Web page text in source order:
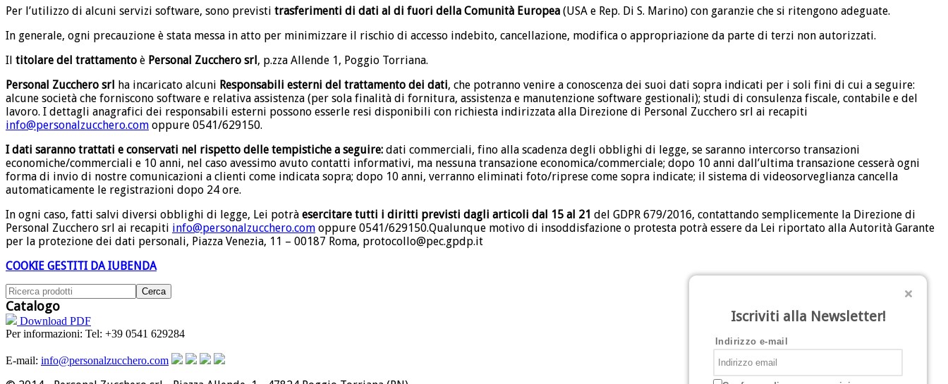
Per l’utilizzo di alcuni servizi software, sono previsti trasferimenti di dati al di fuori della Comunità Europea (USA e Rep. Di S. Marino) con garanzie che si ritengono adeguate.
In generale, ogni precauzione è stata messa in atto per minimizzare il rischio di accesso indebito, cancellazione, modifica o appropriazione da parte di terzi non autorizzati.
Il titolare del trattamento è Personal Zucchero srl, p.zza Allende 1, Poggio Torriana.
Personal Zucchero srl ha incaricato alcuni Responsabili esterni del trattamento dei dati, che potranno venire a conoscenza dei suoi dati sopra indicati per i soli fini di cui a seguire:
alcune società che forniscono software e relativa assistenza (per sola finalità di fornitura, assistenza e manutenzione software gestionali); studi di consulenza fiscale, contabile e del
lavoro. I dettagli anagrafici dei responsabili esterni possono esserle resi disponibili con richiesta indirizzata alla Direzione di Personal Zucchero srl ai recapiti
info@personalzucchero.com oppure 0541/629150.
I dati saranno trattati e conservati nel rispetto delle tempistiche a seguire: dati commerciali, fino alla scadenza degli obblighi di legge, se saranno intercorso transazioni
economiche/commerciali e 10 anni, nel caso avessimo avuto contatti informativi, ma nessuna transazione economica/commerciale; dopo 10 anni dall’ultima transazione cesserà ogni
forma di invio di nostre comunicazioni a clienti come indicata sopra; dopo 10 anni, verranno eliminati foto/riprese come sopra indicate; il sistema di videosorveglianza cancella
automaticamente le registrazioni dopo 24 ore.
In ogni caso, fatti salvi diversi obblighi di legge, Lei potrà esercitare tutti i diritti previsti dagli articoli dal 15 al 21 del GDPR 679/2016, contattando semplicemente la Direzione di
Personal Zucchero srl ai recapiti info@personalzucchero.com oppure 0541/629150.Qualunque motivo di insoddisfazione o protesta potrà essere da Lei riportato alla Autorità Garante
per la protezione dei dati personali, Piazza Venezia, 11 – 00187 Roma, protocollo@pec.gpdp.it
COOKIE GESTITI DA IUBENDA
Catalogo
Download PDF
Per informazioni: Tel: +39 0541 629284
E-mail: info@personalzucchero.com
Iscriviti alla Newsletter!
Indirizzo e-mail